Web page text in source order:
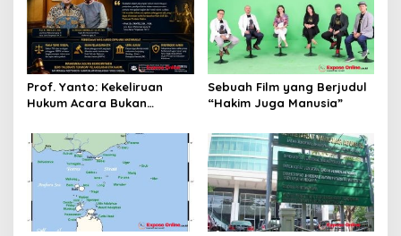
Prof. Yanto: Kekeliruan
Hukum Acara Bukan
Koreksi Dilakukan Melalui
Upaya Hukum
Sebuah Film yang Berjudul
“Hakim Juga Manusia”